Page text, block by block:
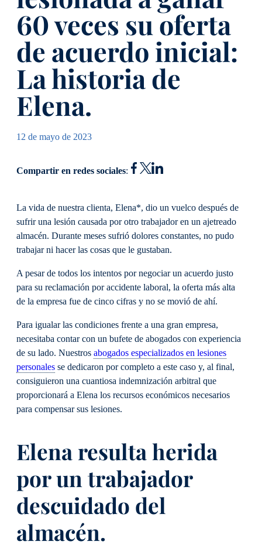
60 veces su oferta
de acuerdo inicial:
La historia de
Elena.
12 de mayo de 2023
Compartir en redes sociales:
La vida de nuestra clienta, Elena*, dio un vuelco después de
sufrir una lesión causada por otro trabajador en un ajetreado
almacén. Durante meses sufrió dolores constantes, no pudo
trabajar ni hacer las cosas que le gustaban.
A pesar de todos los intentos por negociar un acuerdo justo
para su reclamación por accidente laboral, la oferta más alta
de la empresa fue de cinco cifras y no se movió de ahí.
Para igualar las condiciones frente a una gran empresa,
necesitaba contar con un bufete de abogados con experiencia
de su lado. Nuestros abogados especializados en lesiones
personales se dedicaron por completo a este caso y, al final,
consiguieron una cuantiosa indemnización arbitral que
proporcionará a Elena los recursos económicos necesarios
para compensar sus lesiones.
Elena resulta herida
por un trabajador
descuidado del
almacén.